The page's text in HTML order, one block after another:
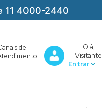
11 4000-2440
de
Olá,
Visitante